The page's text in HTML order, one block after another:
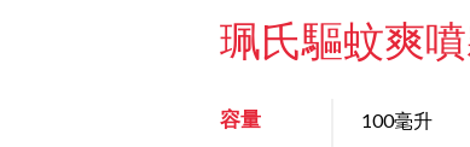
珮氏驅蚊爽
容量 100毫升